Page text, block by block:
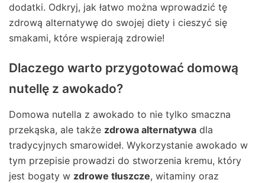
dodatki. Odkryj, jak łatwo można wprowadzić tę
zdrową alternatywę do swojej diety i cieszyć się
smakami, które wspierają zdrowie!
Dlaczego warto przygotować domową
nutellę z awokado?
Domowa nutella z awokado to nie tylko smaczna
przekąska, ale także zdrowa alternatywa dla
tradycyjnych smarowideł. Wykorzystanie awokado w
tym przepisie prowadzi do stworzenia kremu, który
jest bogaty w zdrowe tłuszcze, witaminy oraz